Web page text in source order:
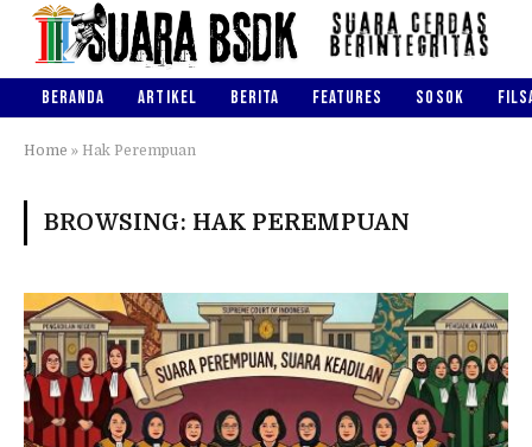
BERANDA ARTIKEL BERITA FEATURES SOSOK
Home » Hak Perempuan
BROWSING: HAK PEREMPUAN